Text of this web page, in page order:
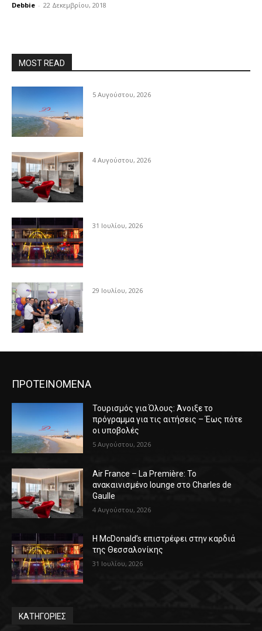
Debbie - 22 Δεκεμβρίου, 2018
MOST READ
5 Αυγούστου, 2026
4 Αυγούστου, 2026
31 Ιουλίου, 2026
29 Ιουλίου, 2026
ΠΡΟΤΕΙΝΟΜΕΝΑ
Τουρισμός για Όλους: Άνοιξε το
πρόγραμμα για τις αιτήσεις – Έως πότε
οι υποβολές
5 Αυγούστου, 2026
Air France – La Première: Το
ανακαινισμένο lounge στο Charles de
Gaulle
4 Αυγούστου, 2026
Η McDonald’s επιστρέφει στην καρδιά
της Θεσσαλονίκης
31 Ιουλίου, 2026
ΚΑΤΗΓΟΡΙΕΣ